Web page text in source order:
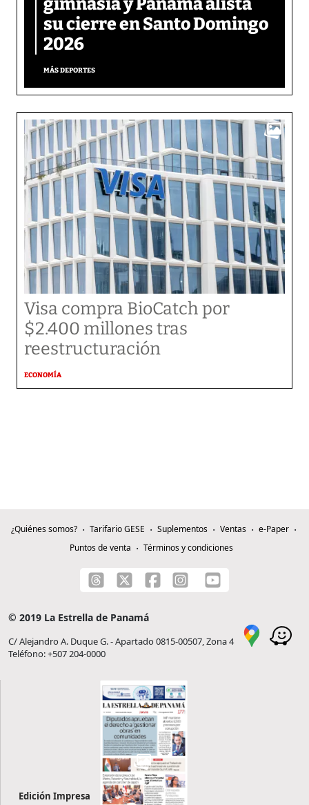
su cierre en Santo Domingo
2026
MÁS DEPORTES
Visa compra BioCatch por
$2.400 millones tras
reestructuración
ECONOMÍA
¿Quiénes somos? Tarifario GESE Suplementos Ventas
e-Paper
Puntos de venta
Términos y condiciones
© 2019 La Estrella de Panamá
C/ Alejandro A. Duque G. - Apartado 0815-00507, Zona 4
Teléfono: +507 204-0000
Edición Impresa